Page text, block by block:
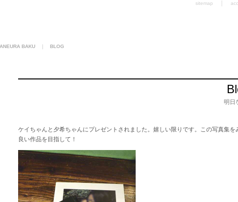
明日
ケイちゃんと夕希ちゃんにプレゼントされました。嬉しい限りです。この写真集を
良い作品を目指して！
sitemap
BAKU BLOG